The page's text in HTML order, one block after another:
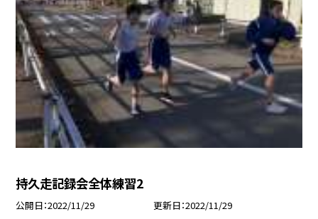
持久走記録会全体練習2
公開日 2022/11/29 更新日 2022/11/29